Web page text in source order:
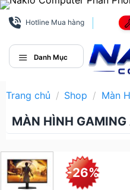
Bỏ
qua
dung
Hotline Mua hàng
Danh Mục
Trang chủ / Shop / Màn
MÀN HÌNH
-26%